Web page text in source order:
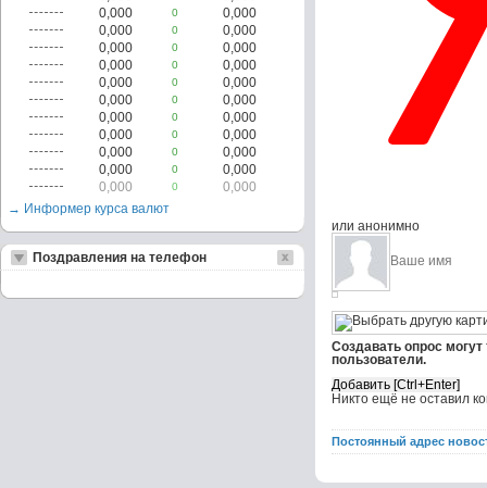
или анонимно
Создавать опрос
пользователи.
Никто ещё не оставил
Постоянный адрес
0,000
0
0,000
0,000
0
0,000
0,000
0
0,000
0,000
0
0,000
0,000
0
0,000
0,000
0
0,000
0,000
0
0,000
0,000
0
0,000
0,000
0
0,000
0,000
0
0,000
0,000
0
0,000
→ Информер курса валют
Поздравления на телефон